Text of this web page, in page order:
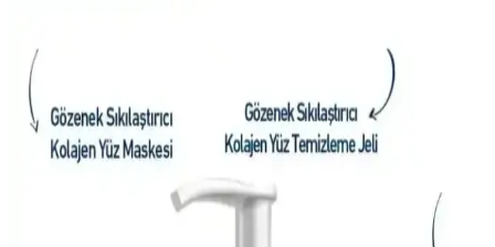
maskeleri gibi Asya güzellik ürünleri düzenli kullanımda etkili
sonuçlar sunar.
Gözenek Görünümünü Azaltmak İçin Etkili Ürünler
ve Bakım Yöntemleri
Gözenek görünümünü azaltmak için nem dengesi, kimyasal
eksfoliasyon ve uygun temizleyicilerle etkili bakım yöntemleri
sunulmaktadır. Doğru ürün seçimi ve düzenli uygulama önemlidir.